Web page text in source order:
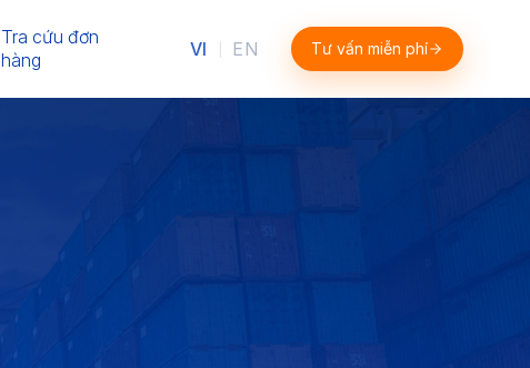
Tra cứu đơn
hàng
VI EN Tư vấn miễn phí